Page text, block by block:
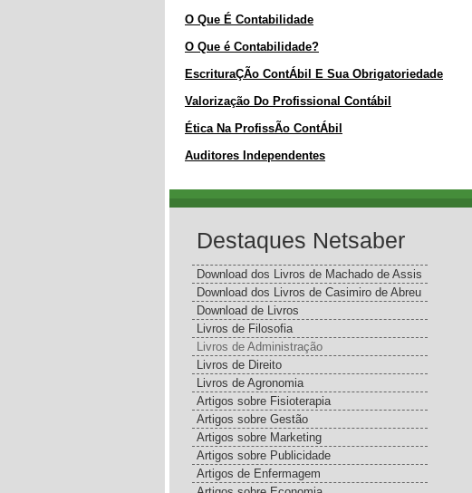
O Que É Contabilidade
O Que é Contabilidade?
EscrituraÇÃo ContÁbil E Sua Obrigatoriedade
Valorização Do Profissional Contábil
Ética Na ProfissÃo ContÁbil
Auditores Independentes
Destaques Netsaber
Download dos Livros de Machado de Assis
Download dos Livros de Casimiro de Abreu
Download de Livros
Livros de Filosofia
Livros de Administração
Livros de Direito
Livros de Agronomia
Artigos sobre Fisioterapia
Artigos sobre Gestão
Artigos sobre Marketing
Artigos sobre Publicidade
Artigos de Enfermagem